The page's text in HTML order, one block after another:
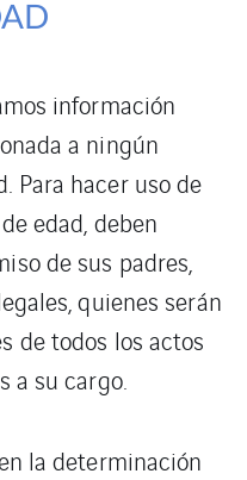
información
a ningún
Para hacer uso de
edad, deben
de sus padres,
quienes serán
de todos los actos
a su cargo.
la determinación